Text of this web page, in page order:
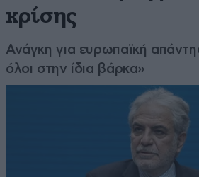
κρίσης
Ανάγκη για ευρωπαϊκή
όλοι στην ίδια βάρκα»